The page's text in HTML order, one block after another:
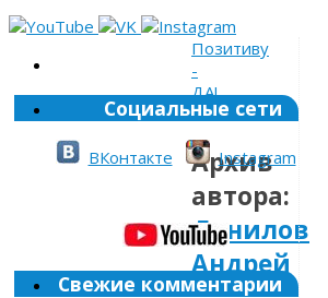
Позитиву
-
ДА!
»
Архив
автора:
Данилов
Андрей
Социальные сети
ВКонтакте Instagram
Свежие комментарии